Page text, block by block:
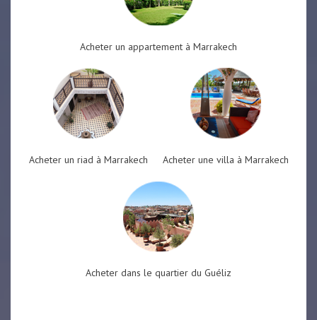
Acheter un appartement à Marrakech
Acheter un riad à Marrakech Acheter une villa à Marrakech
Acheter dans le quartier du Guéliz